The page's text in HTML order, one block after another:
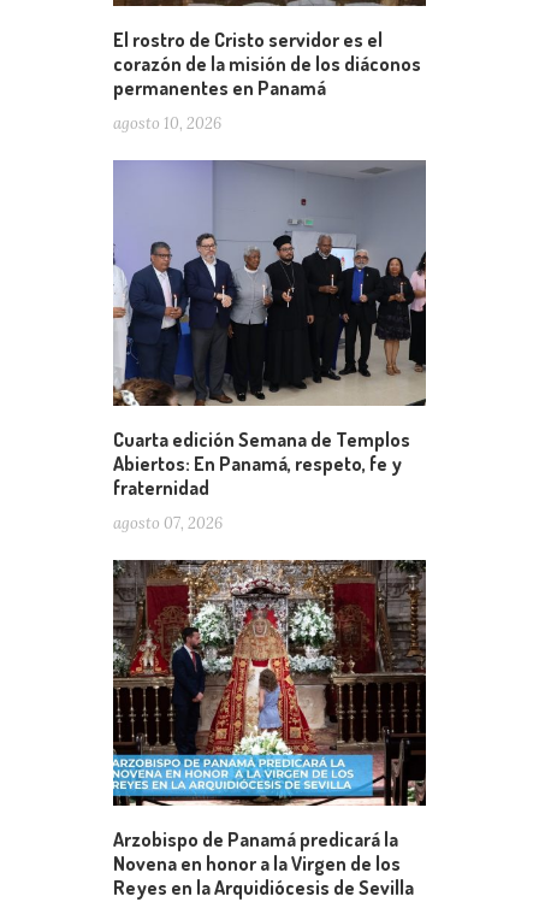
El rostro de Cristo servidor es el
corazón de la misión de los diáconos
permanentes en Panamá
agosto 10, 2026
Cuarta edición Semana de Templos
Abiertos: En Panamá, respeto, fe y
fraternidad
agosto 07, 2026
Arzobispo de Panamá predicará la
Novena en honor a la Virgen de los
Reyes en la Arquidiócesis de Sevilla